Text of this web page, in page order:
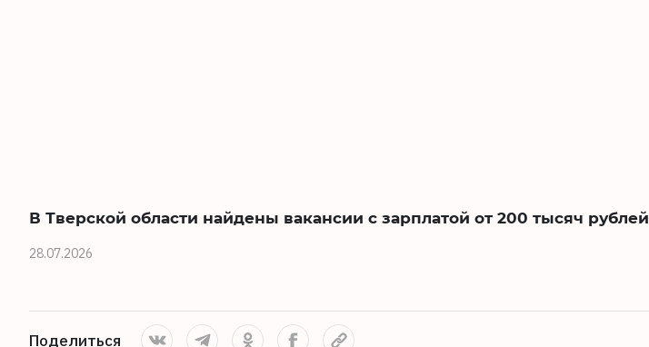
В Тверской области найдены вакансии с зарплатой от 200 тысяч рублей
28.07.2026
Поделиться